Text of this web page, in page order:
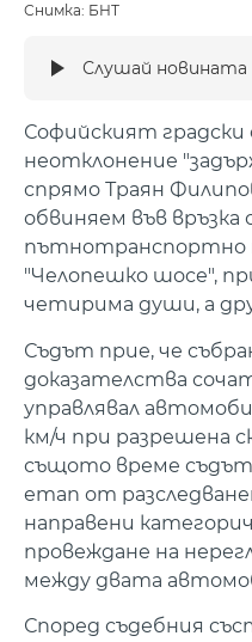
Снимка: БНТ
Слушай новината
Софийският градски
неотклонение
спрямо Траян
обвиняем във
пътнотранспортно
"Челопешко шосе",
четирима души, а
Съдът прие, че
доказателства
управлявал
км/ч при разрешена
същото време съдът
етап от
направени
провеждане на
между двата
Според съдебния